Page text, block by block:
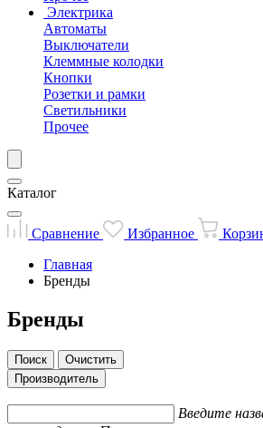
Электрика
Автоматы
Выключатели
Клеммные колодки
Кнопки
Розетки и рамки
Светильники
Прочее
Каталог
Сравнение Избранное
Главная
Бренды
Бренды
Поиск
Очистить
Производитель
Введите